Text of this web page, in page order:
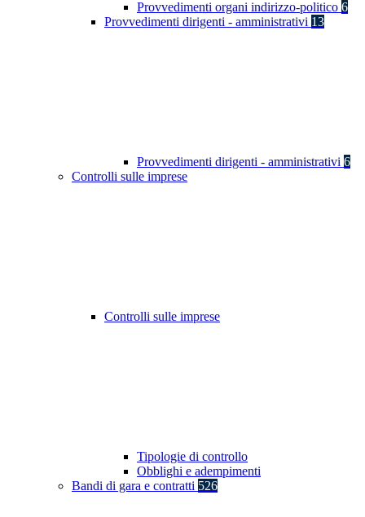
Provvedimenti organi indirizzo-politico 6
Provvedimenti dirigenti - amministrativi 13
Provvedimenti dirigenti - amministrativi 6
Controlli sulle imprese
Controlli sulle imprese
Tipologie di controllo
Obblighi e adempimenti
Bandi di gara e contratti 526